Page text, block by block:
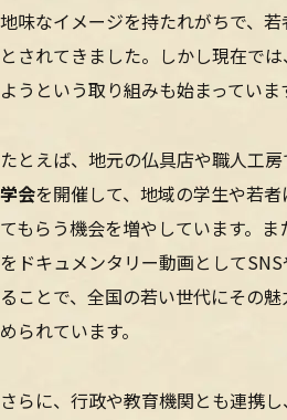
地味なイメージを持たれがちで、
とされてきました。しかし現在で
ようという取り組みも始まっていま
たとえば、地元の仏具店や職人工房
学会を開催して、地域の学生や若
てもらう機会を増やしています。
をドキュメンタリー動画として
ることで、全国の若い世代にその
められています。
さらに、行政や教育機関とも連携